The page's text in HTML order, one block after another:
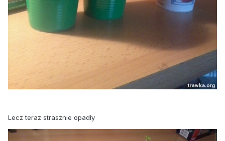
Lecz teraz strasznie opadły